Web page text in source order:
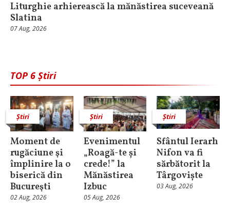
Liturghie arhierească la mănăstirea suceveană
Slatina
07 Aug, 2026
TOP 6 Știri
Știri
Moment de
rugăciune şi
împlinire la o
biserică din
Bucureşti
02 Aug, 2026
Știri
Evenimentul
„Roagă-te și
crede!” la
Mănăstirea
Izbuc
05 Aug, 2026
Știri
Sfântul Ierarh
Nifon va fi
sărbătorit la
Târgoviște
03 Aug, 2026